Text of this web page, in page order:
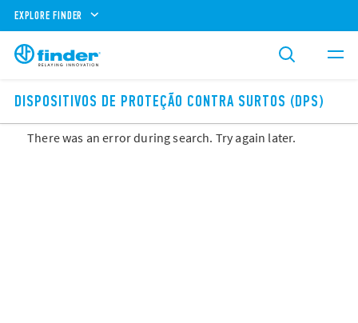
EXPLORE FINDER
DISPOSITIVOS DE PROTEÇÃO CONTRA SURTOS (DPS)
There was an error during search. Try again later.